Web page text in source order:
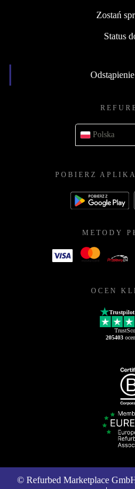
Zostań
Status
Polska
POBIERZ
METODY
OCEN
Trustpilot
205403
© Refurbed Marketplace